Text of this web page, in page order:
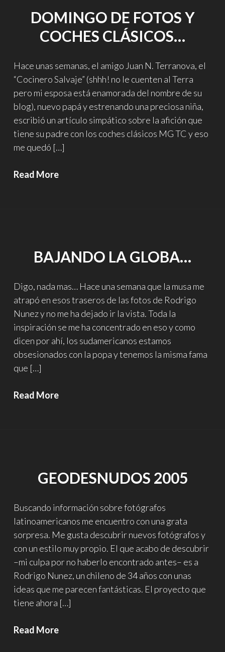
DOMINGO DE FOTOS Y
COCHES CLÁSICOS…
Hace unas semanas, el amigo Juan N. Terranova, el
“Cocinero Salvaje” (shhh! no le cuenten al Terra
pero mi esposa está enamorada del nombre de su
blog), nuevo papá y estrenando una preciosa niña,
escribió un artículo simpático sobre la afición que
tiene su padre con los coches clásicos MG TC y eso
me quedó […]
Read MoreDomingo
BAJANDO LA GLOBA…
Digo, nada mas… Hace una semana que la musa me
atrapó en esos traseros de las fotos de Rodrigo
Nunez y no me ha dejado ir la vista. Toda la
inspiración se me ha concentrado en eso y como
dicen por ahí, los sudamericanos estamos
obsesionados con la popa y tenemos la misma fama
que […]
Read MoreBajando
GEODESNUDOS 2005
Buscando información sobre fotógrafos
latinoamericanos me encuentro con una grata
sorpresa. Me gusta descubrir nuevos fotógrafos y
con un estilo muy propio. El que acabo de descubrir
–mi culpa por no haberlo encontrado antes– es a
Rodrigo Nunez, un chileno de 34 años con unas
ideas que me parecen fantásticas. El proyecto que
tiene ahora […]
Read MoreGeoDesnudos